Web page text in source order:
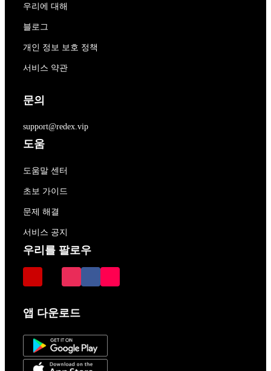
우리에 대해
블로그
개인 정보 보호 정책
서비스 약관
문의
support@redex.vip
도움
도움말 센터
초보 가이드
문제 해결
서비스 공지
우리를 팔로우
앱 다운로드